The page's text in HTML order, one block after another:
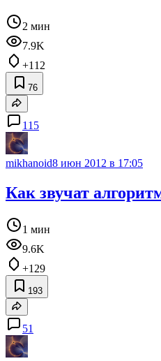
2 мин
7.9K
+112
76
115
mikhanoid8 июн 2012 в 17:05
Как звучат
1 мин
9.6K
+129
193
51